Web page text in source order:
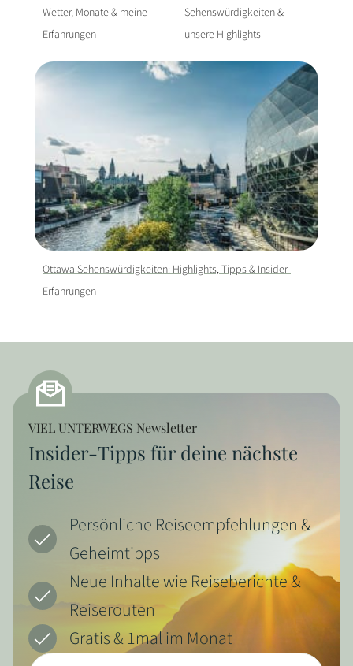
Wetter, Monate & meine
Erfahrungen
Sehenswürdigkeiten &
unsere Highlights
Ottawa Sehenswürdigkeiten: Highlights, Tipps & Insider-
Erfahrungen
VIEL UNTERWEGS Newsletter
Insider-Tipps für deine nächste
Reise
Persönliche Reiseempfehlungen &
Geheimtipps
Neue Inhalte wie Reiseberichte &
Reiserouten
Gratis & 1mal im Monat